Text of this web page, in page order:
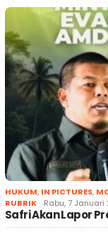
HUKUM, IN PICTURES,
RUBRIK
Rabu, 7 Januari
Safri Akan Lapor